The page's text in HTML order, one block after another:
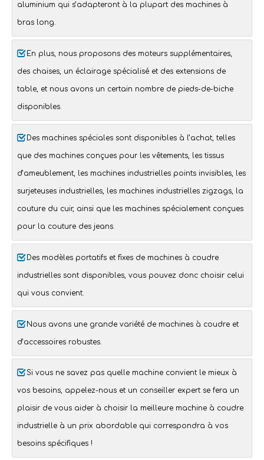
aluminium qui s’adapteront à la plupart des machines à
bras long.
En plus, nous proposons des moteurs supplémentaires,
des chaises, un éclairage spécialisé et des extensions de
table, et nous avons un certain nombre de pieds-de-biche
disponibles.
Des machines spéciales sont disponibles à l’achat, telles
que des machines conçues pour les vêtements, les tissus
d’ameublement, les machines industrielles points invisibles, les
surjeteuses industrielles, les machines industrielles zigzags, la
couture du cuir, ainsi que les machines spécialement conçues
pour la couture des jeans.
Des modèles portatifs et fixes de machines à coudre
industrielles sont disponibles, vous pouvez donc choisir celui
qui vous convient.
Nous avons une grande variété de machines à coudre et
d’accessoires robustes.
Si vous ne savez pas quelle machine convient le mieux à
vos besoins, appelez-nous et un conseiller expert se fera un
plaisir de vous aider à choisir la meilleure machine à coudre
industrielle à un prix abordable qui correspondra à vos
besoins spécifiques !